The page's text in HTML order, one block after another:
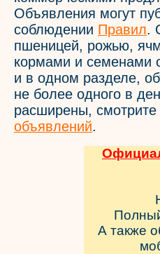
Объявления могут
соблюдении Правил.
пшеницей, рожью,
кормами и семенами
и в одном разделе,
не более одного в
расширены,
объявлений.
А также